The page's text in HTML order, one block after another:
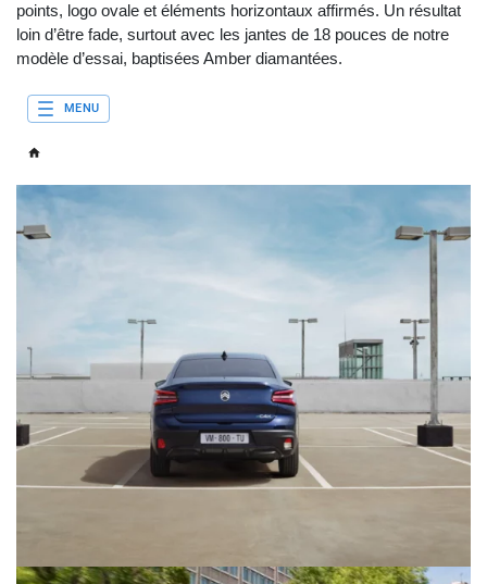
points, logo ovale et éléments horizontaux affirmés. Un résultat
loin d’être fade, surtout avec les jantes de 18 pouces de notre
modèle d’essai, baptisées Amber diamantées.